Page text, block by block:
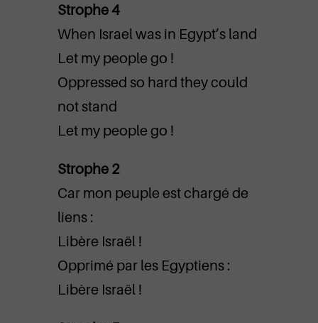
Strophe 4
When Israel was in Egypt’s land
Let my people go !
Oppressed so hard they could
not stand
Let my people go !
Strophe 2
Car mon peuple est chargé de
liens :
Libère Israël !
Opprimé par les Egyptiens :
Libère Israël !